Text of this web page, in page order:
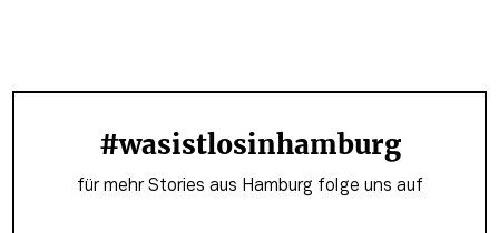
#wasistlosinhamburg
für mehr Stories aus Hamburg folge uns auf